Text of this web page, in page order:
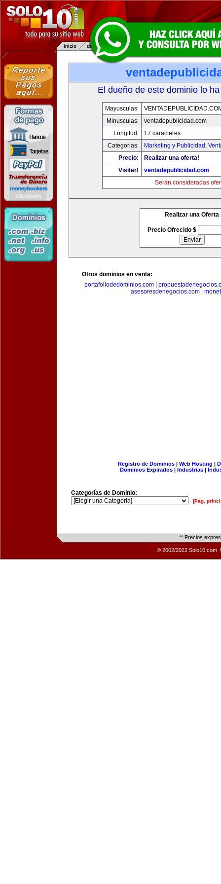
El dueño de este dominio lo
Mayusculas:
Minusculas:
ventadepublicidad.com
Longitud:
17 caracteres
Categorias:
Marketing y Publicidad ,
Precio:
Realizar una oferta!
Visitar!
ventadepublicidad.com
Serán consideradas
Realizar una Oferta
Precio Ofrecido $
Otros dominios en venta:
portafoliodedominios.com|
asesoresdenegocios.com
Registro de Dominios| Web Hosting |
Dominios Expirados | Industrias |
Categorías de Dominio:
[Pág.
** Precios
© 2002/2022 Solo10.com